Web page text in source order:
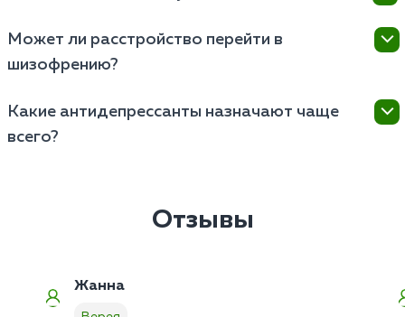
Родители обязательно обучаются техникам
поддержки ребенка дома.
полностью анонимно. Ваши данные надежно
защищены врачебной тайной и ни при каких
реестры ПНД.
Может ли расстройство перейти в
шизофрению?
абсолютно разным патогенезом. Навязчивые мысли
не являются бредом или слуховыми
Какие антидепрессанты назначают чаще
всего?
в психиатрии не существует. Критически важна
Отзывы
Жанна